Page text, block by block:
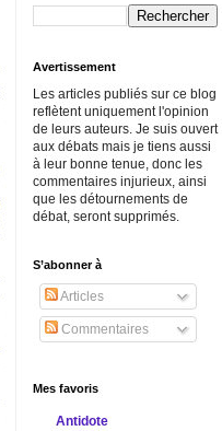
Avertissement
Les articles publiés sur ce blog
reflètent uniquement l'opinion
de leurs auteurs. Je suis ouvert
aux débats mais je tiens aussi
à leur bonne tenue, donc les
commentaires injurieux, ainsi
que les détournements de
débat, seront supprimés.
S’abonner à
Articles
Commentaires
Mes favoris
Antidote